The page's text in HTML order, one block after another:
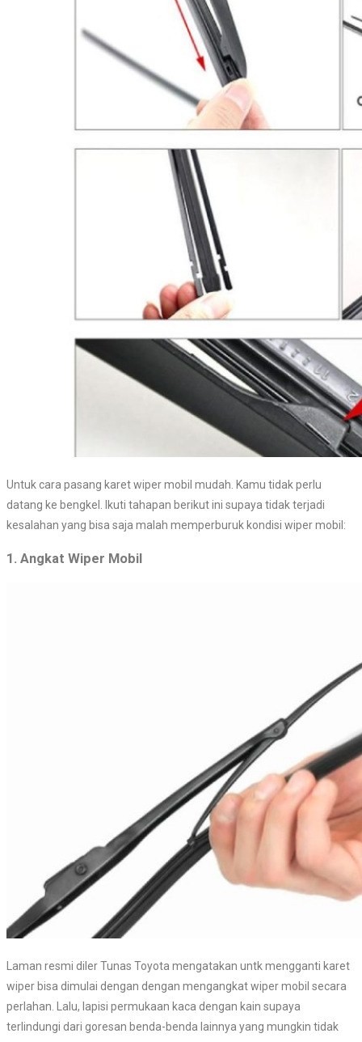
Untuk cara pasang karet wiper mobil mudah. Kamu tidak perlu
datang ke bengkel. Ikuti tahapan berikut ini supaya tidak terjadi
kesalahan yang bisa saja malah memperburuk kondisi wiper mobil:
1. Angkat Wiper Mobil
Laman resmi diler Tunas Toyota mengatakan untk mengganti karet
wiper bisa dimulai dengan dengan mengangkat wiper mobil secara
perlahan. Lalu, lapisi permukaan kaca dengan kain supaya
terlindungi dari goresan benda-benda lainnya yang mungkin tidak